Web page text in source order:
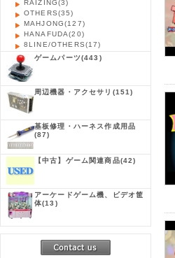
RAIZING(3)
OTHERS(35)
MAHJONG(127)
HANAFUDA(20)
8LINE/OTHERS(17)
ゲームパーツ(443)
周辺機器・アクセサリ (151)
基板修理・ハーネス作成用品
(87)
【中古】ゲーム関連商品(42)
アーケードゲーム機、ビデオ筐
体(13)